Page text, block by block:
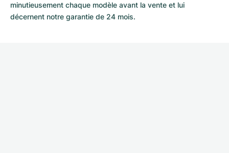
minutieusement chaque modèle avant la vente et lui
décernent notre garantie de 24 mois.